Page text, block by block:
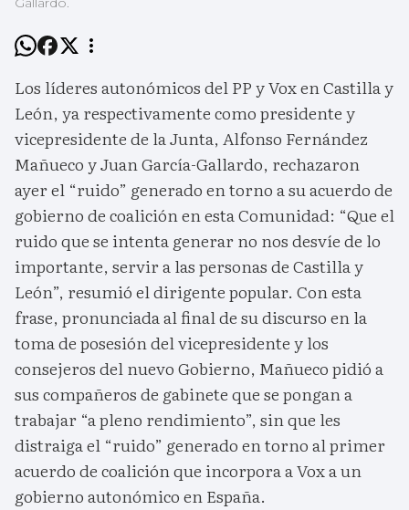
Los líderes autonómicos del PP y Vox en Castilla y
León, ya respectivamente como presidente y
vicepresidente de la Junta, Alfonso Fernández
Mañueco y Juan García-Gallardo, rechazaron
ayer el “ruido” generado en torno a su acuerdo de
gobierno de coalición en esta Comunidad: “Que el
ruido que se intenta generar no nos desvíe de lo
importante, servir a las personas de Castilla y
León”, resumió el dirigente popular. Con esta
frase, pronunciada al final de su discurso en la
toma de posesión del vicepresidente y los
consejeros del nuevo Gobierno, Mañueco pidió a
sus compañeros de gabinete que se pongan a
trabajar “a pleno rendimiento”, sin que les
distraiga el “ruido” generado en torno al primer
acuerdo de coalición que incorpora a Vox a un
gobierno autonómico en España.